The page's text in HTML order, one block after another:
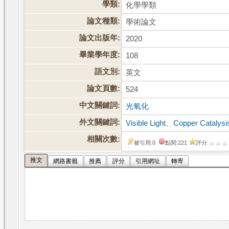
學類:
化學學類
論文種類:
學術論文
論文出版年:
2020
畢業學年度:
108
語文別:
英文
論文頁數:
524
中文關鍵詞:
光氧化
外文關鍵詞:
Visible Light 、Copper
相關次數:
被引用:0 點閱:221 評分:
推文 網路書籤 推薦 評分 引用網址 轉寄